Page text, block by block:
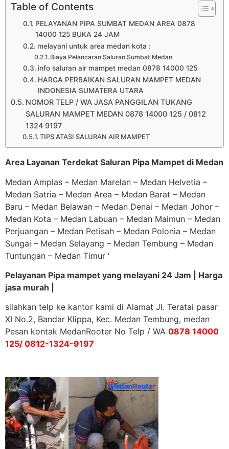
Table of Contents
PELAYANAN PIPA SUMBAT MEDAN AREA 0878
14000 125 BUKA 24 JAM
melayani untuk area medan kota :
Biaya Pelancaran Saluran Sumbat Medan
info saluran air mampet medan 0878 14000 125
HARGA PERBAIKAN SALURAN MAMPET MEDAN
INDONESIA SUMATERA UTARA
NOMOR TELP / WA JASA PANGGILAN TUKANG
SALURAN MAMPET MEDAN 0878 14000 125 / 0812
1324 9197
TIPS ATASI SALURAN AIR MAMPET
Area Layanan Terdekat Saluran Pipa Mampet di Medan
Medan Amplas – Medan Marelan – Medan Helvetia –
Medan Satria – Medan Area – Medan Barat – Medan
Baru – Medan Belawan – Medan Denai – Medan Johor –
Medan Kota – Medan Labuan – Medan Maimun – Medan
Perjuangan – Medan Petisah – Medan Polonia – Medan
Sungai – Medan Selayang – Medan Tembung – Medan
Tuntungan – Medan Timur ‘
Pelayanan Pipa mampet yang melayani 24 Jam | Harga
jasa murah |
silahkan telp ke kantor kami di Alamat Jl. Teratai pasar
XI No.2, Bandar Klippa, Kec. Medan Tembung, medan
Pesan kontak MedanRooter No Telp / WA 0878 14000
125/ 0812-1324-9197